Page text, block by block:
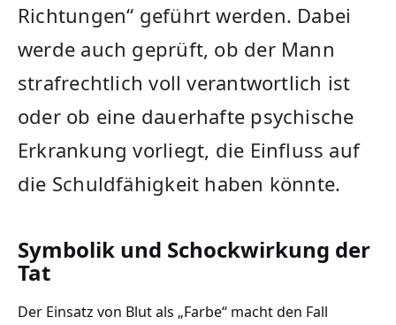
Richtungen“ geführt werden. Dabei
werde auch geprüft, ob der Mann
strafrechtlich voll verantwortlich ist
oder ob eine dauerhafte psychische
Erkrankung vorliegt, die Einfluss auf
die Schuldfähigkeit haben könnte.
Symbolik und Schockwirkung der
Tat
Der Einsatz von Blut als „Farbe“ macht den Fall